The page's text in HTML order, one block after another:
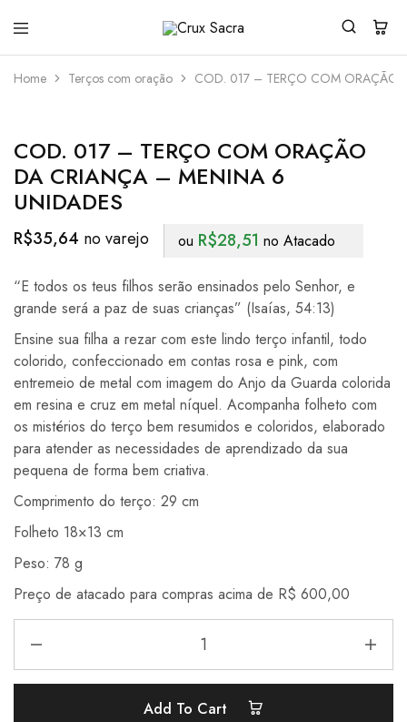
Sacra
Home Terços com oração COD. 017 – TERÇO COM ORAÇÃO
COD. 017 – TERÇO COM ORAÇÃO
DA CRIANÇA – MENINA 6
UNIDADES
R$35,64 ou R$28,51 no Atacado
“E todos os teus filhos serão ensinados pelo Senhor, e
grande será a paz de suas crianças” (Isaías, 54:13)
Ensine sua filha a rezar com este lindo terço infantil, todo
colorido, confeccionado em contas rosa e pink, com
entremeio de metal com imagem do Anjo da Guarda colorida
em resina e cruz em metal níquel. Acompanha folheto com
os mistérios do terço bem resumidos e coloridos, elaborado
para atender as necessidades de aprendizado da sua
pequena de forma bem criativa.
Comprimento do terço: 29 cm
Folheto 18×13 cm
Peso: 78 g
Preço de atacado para compras acima de R$ 600,00
Add To Cart